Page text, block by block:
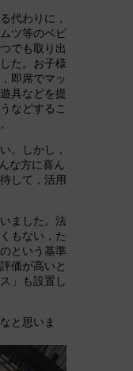
代わりに，
ツ等のベビ
でも取り出
た。お子様
即席でマッ
具などを提
などするこ
。しかし，
な方に喜ん
して，活用
ました。法
もない，た
という基準
価が高いと
」も設置し
と思いま